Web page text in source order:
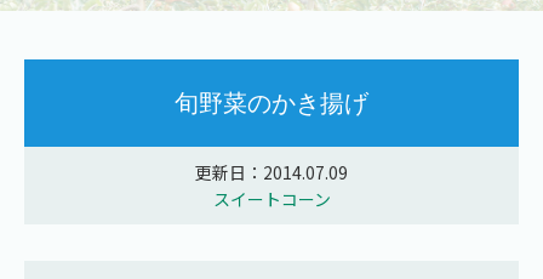
旬野菜のかき揚げ
更新日：2014.07.09
スイートコーン